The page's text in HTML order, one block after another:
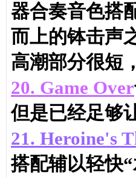
器合奏音色搭
而上的钵击声
高潮部分很短
20. Game Over
但是已经足够
21. Heroine's
搭配辅以轻快